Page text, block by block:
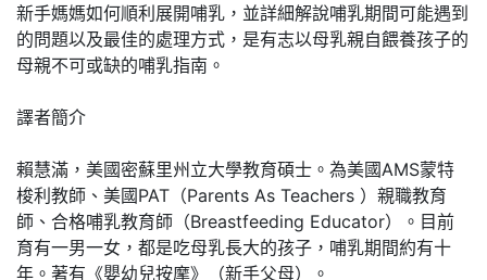
新手媽媽如何順利展開哺乳，並詳細解說哺乳期間可能遇到
的問題以及最佳的處理方式，是有志以母乳親自餵養孩子的
母親不可或缺的哺乳指南。
譯者簡介
賴慧滿，美國密蘇里州立大學教育碩士。為美國AMS蒙特
梭利教師、美國PAT（Parents As Teachers ）親職教育
師、合格哺乳教育師（Breastfeeding Educator）。目前
育有一男一女，都是吃母乳長大的孩子，哺乳期間約有十
年。著有《嬰幼兒按摩》（新手父母）。